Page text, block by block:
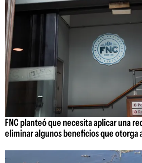
FNC planteó que necesita aplicar una
eliminar algunos beneficios que otorga